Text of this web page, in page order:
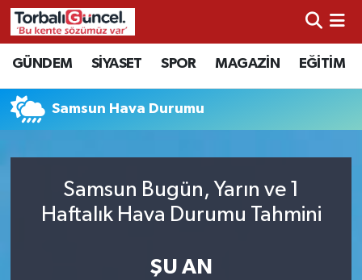
GÜNDEM SİYASET SPOR MAGAZİN EĞİTİM
Samsun Hava Durumu
Samsun Bugün, Yarın ve 1
Haftalık Hava Durumu Tahmini
ŞU AN
İzmir Nöbetçi Eczaneler
İzmir Hava Durumu
İzmir Trafik Yoğunluk Haritası
Süper Lig Puan Durumu ve Fikstür